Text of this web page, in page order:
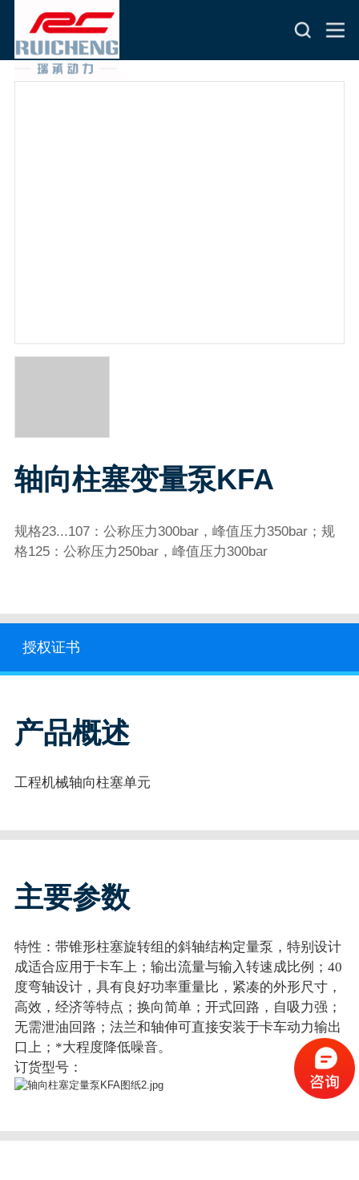
轴向柱塞变量泵KFA
规格23...107：公称压力300bar，峰值压力350bar；规
格125：公称压力250bar，峰值压力300bar
授权证书
产品概述
工程机械轴向柱塞单元
主要参数
特性：带锥形柱塞旋转组的斜轴结构定量泵，特别设计
成适合应用于卡车上；输出流量与输入转速成比例；40
度弯轴设计，具有良好功率重量比，紧凑的外形尺寸，
高效，经济等特点；换向简单；开式回路，自吸力强；
无需泄油回路；法兰和轴伸可直接安装于卡车动力输出
口上；*大程度降低噪音。
订货型号：